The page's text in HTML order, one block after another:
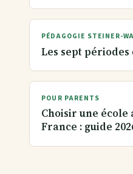
PÉDAGOGIE STEINER-
Les sept
POUR PARENTS
Choisir une
France : guide